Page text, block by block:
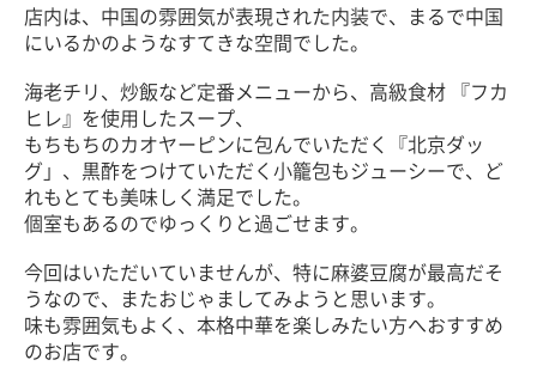
店内は、中国の雰囲気が表現された内装で、まるで中国
にいるかのようなすてきな空間でした。
海老チリ、炒飯など定番メニューから、高級食材 『フカ
ヒレ』を使用したスープ、
もちもちのカオヤーピンに包んでいただく『北京ダッ
グ」、黒酢をつけていただく小籠包もジューシーで、ど
れもとても美味しく満足でした。
個室もあるのでゆっくりと過ごせます。
今回はいただいていませんが、特に麻婆豆腐が最高だそ
うなので、またおじゃましてみようと思います。
味も雰囲気もよく、本格中華を楽しみたい方へおすすめ
のお店です。